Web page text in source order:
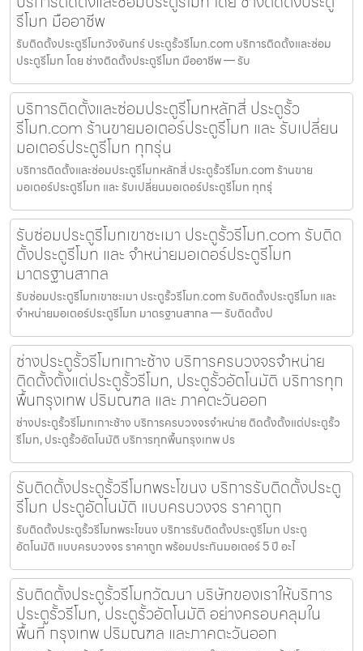
รีโมท มืออาชีพ
รับติดตั้งประตูรีโมทวังจันทร์ ประตูรั้วรีโมท.com บริการติดตั้งและซ่อม
ประตูรีโมท โดย ช่างติดตั้งประตูรีโมท มืออาชีพ — รับ
บริการติดตั้งและซ่อมประตูรีโมทหลักสี่ ประตูรั้ว
รีโมท.com ร้านขายมอเตอร์ประตูรีโมท และ รับเปลี่ยน
มอเตอร์ประตูรีโมท ทุกรุ่น
บริการติดตั้งและซ่อมประตูรีโมทหลักสี่ ประตูรั้วรีโมท.com ร้านขาย
มอเตอร์ประตูรีโมท และ รับเปลี่ยนมอเตอร์ประตูรีโมท ทุกรุ่
รับซ่อมประตูรีโมทเขาชะเมา ประตูรั้วรีโมท.com รับติด
ตั้งประตูรีโมท และ จำหน่ายมอเตอร์ประตูรีโมท
มาตรฐานสากล
รับซ่อมประตูรีโมทเขาชะเมา ประตูรั้วรีโมท.com รับติดตั้งประตูรีโมท และ
จำหน่ายมอเตอร์ประตูรีโมท มาตรฐานสากล — รับติดตั้งป
ช่างประตูรั้วรีโมทเกาะช้าง บริการครบวงจรจำหน่าย
ติดตั้งตั้งแต่ประตูรั้วรีโมท, ประตูรั้วอัตโนมัติ บริการทุก
พื้นกรุงเทพ ปริมณฑล และ ภาคตะวันออก
ช่างประตูรั้วรีโมทเกาะช้าง บริการครบวงจรจำหน่าย ติดตั้งตั้งแต่ประตูรั้ว
รีโมท, ประตูรั้วอัตโนมัติ บริการทุกพื้นกรุงเทพ ปร
รับติดตั้งประตูรั้วรีโมทพระโขนง บริการรับติดตั้งประตู
รีโมท ประตูอัตโนมัติ แบบครบวงจร ราคาถูก
รับติดตั้งประตูรั้วรีโมทพระโขนง บริการรับติดตั้งประตูรีโมท ประตู
อัตโนมัติ แบบครบวงจร ราคาถูก พร้อมประกันมอเตอร์ 5 ปี อะไ
รับติดตั้งประตูรั้วรีโมทวัฒนา บริษัทของเราให้บริการ
ประตูรั้วรีโมท, ประตูรั้วอัตโนมัติ อย่างครอบคลุมใน
พื้นที่ กรุงเทพ ปริมณฑล และภาคตะวันออก